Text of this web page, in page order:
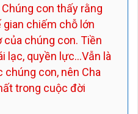
con thấy rằng
chiếm chỗ lớn
chúng con. Tiền
lạc, quyền lực…Vẫn là
con, nên Cha
trong cuộc đời